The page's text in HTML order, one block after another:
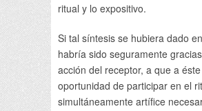
ritual y lo expositivo.
Si tal síntesis se hubiera dado
habría sido seguramente
acción del receptor, a que a
oportunidad de participar en el
simultáneamente artífice